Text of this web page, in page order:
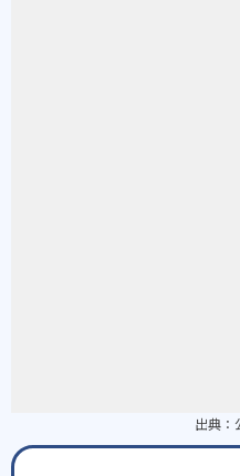
出典：